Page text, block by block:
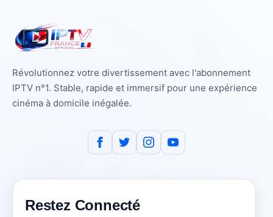
Révolutionnez votre divertissement avec l'abonnement
IPTV n°1. Stable, rapide et immersif pour une expérience
cinéma à domicile inégalée.
Restez Connecté